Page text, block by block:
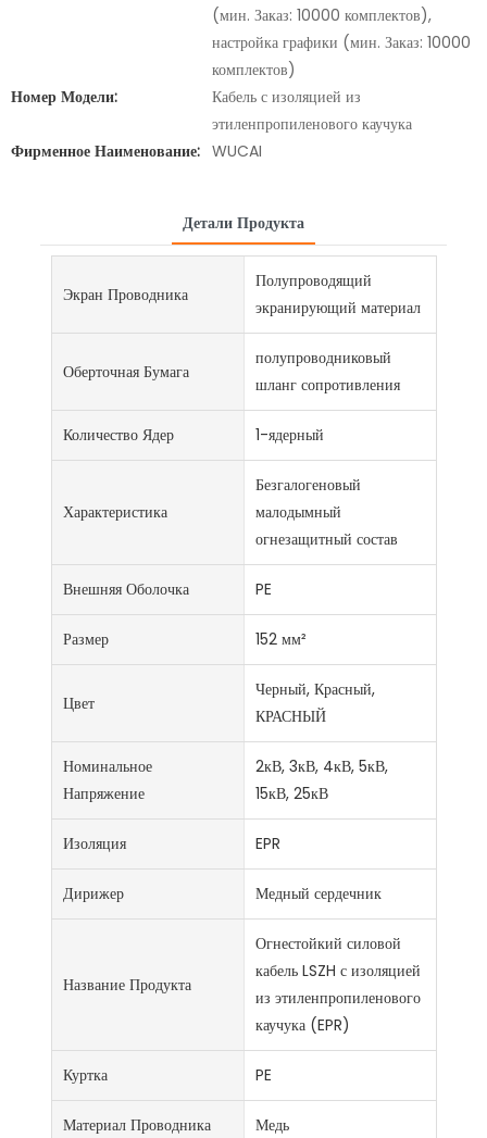
(мин. Заказ: 10000 комплектов),
настройка графики (мин. Заказ: 10000
комплектов)
Номер Модели:
Кабель с изоляцией из
этиленпропиленового каучука
Фирменное Наименование: WUCAI
Детали Продукта
Экран Проводника
Полупроводящий
экранирующий материал
Оберточная Бумага
полупроводниковый
шланг сопротивления
Количество Ядер 1-ядерный
Характеристика
Безгалогеновый
малодымный
огнезащитный состав
Внешняя Оболочка PE
Размер 152 мм²
Цвет
Черный, Красный,
КРАСНЫЙ
Номинальное
Напряжение
2кВ, 3кВ, 4кВ, 5кВ,
15кВ, 25кВ
Изоляция EPR
Дирижер Медный сердечник
Название Продукта
Огнестойкий силовой
кабель LSZH с изоляцией
из этиленпропиленового
каучука (EPR)
Куртка PE
Материал Проводника Медь